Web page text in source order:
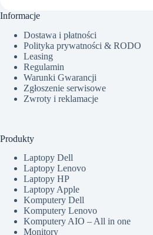
Informacje
Dostawa i płatności
Polityka prywatności & RODO
Leasing
Regulamin
Warunki Gwarancji
Zgłoszenie serwisowe
Zwroty i reklamacje
Produkty
Laptopy Dell
Laptopy Lenovo
Laptopy HP
Laptopy Apple
Komputery Dell
Komputery Lenovo
Komputery AIO – All in one
Monitory